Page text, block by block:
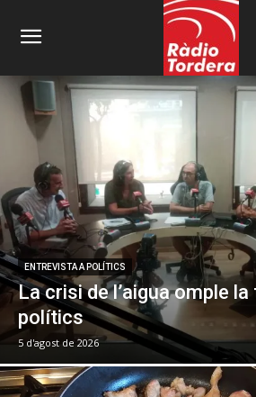
ENTREVISTA A POLÍTICS
La crisi de l’aigua omple
polítics
5 d'agost de 2026